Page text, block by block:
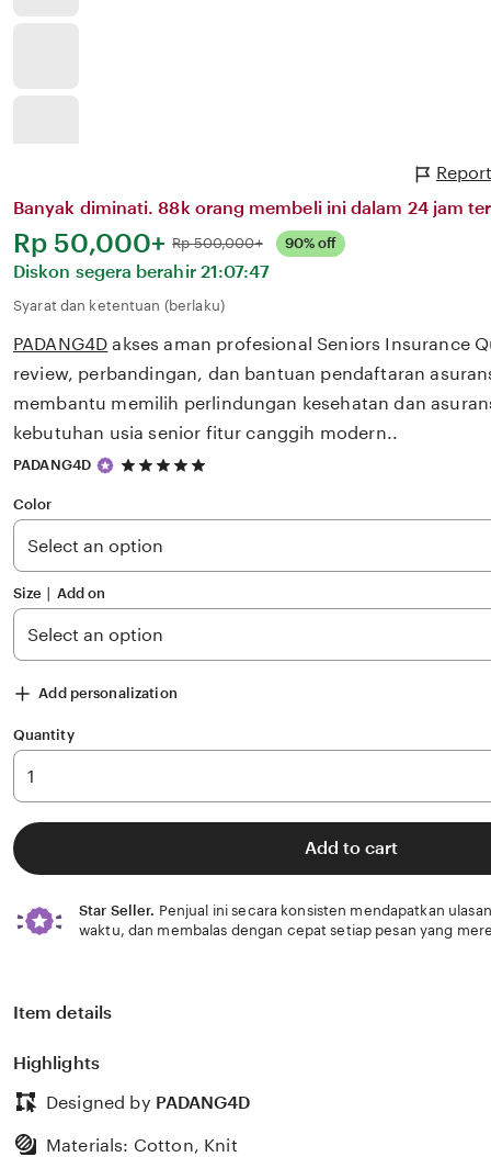
Banyak diminati. 88k orang membeli ini dalam 24 jam
Harga:
Rp 50,000+ Normal:
Rp 500,000+ 90% off
Diskon segera berahir 21:07:47
Syarat dan ketentuan (berlaku)
PADANG4D akses aman profesional Seniors Insurance
review, perbandingan, dan bantuan pendaftaran
membantu memilih perlindungan kesehatan dan
kebutuhan usia senior fitur canggih modern..
PADANG4D
5
5
stars
Color
Size ∣ Add on
Add personalization
Quantity
Add to cart
Star Seller. Penjual ini secara konsisten mendapatkan
waktu, dan membalas dengan cepat setiap pesan yang
Item details
Highlights
Designed by PADANG4D
Materials: Cotton, Knit